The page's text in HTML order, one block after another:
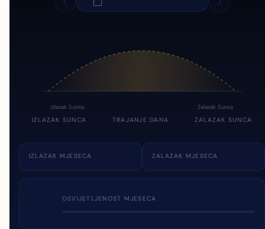
Izlazak Sunca Zalazak Sunca
IZLAZAK SUNCA TRAJANJE DANA ZALAZAK SUNCA
IZLAZAK MJESECA ZALAZAK MJESECA
OSVIJETLJENOST MJESECA